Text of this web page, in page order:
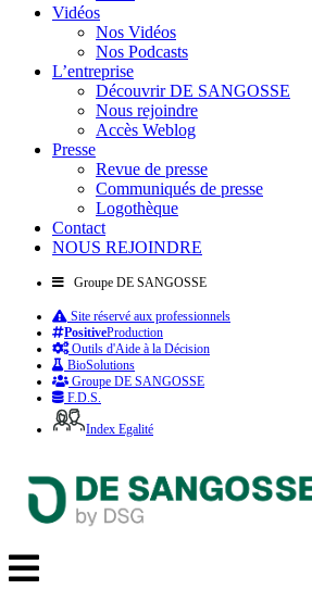
Vidéos
Nos Vidéos
Nos Podcasts
L’entreprise
Découvrir DE SANGOSSE
Nous rejoindre
Accès Weblog
Presse
Revue de presse
Communiqués de presse
Logothèque
Contact
NOUS REJOINDRE
Groupe DE SANGOSSE
Site réservé aux professionnels
PositiveProduction
Outils d'Aide à la Décision
BioSolutions
Groupe DE SANGOSSE
F.D.S.
Index Egalité